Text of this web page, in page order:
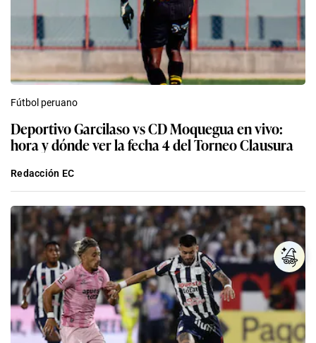
Fútbol peruano
Deportivo Garcilaso vs CD Moquegua en vivo:
hora y dónde ver la fecha 4 del Torneo Clausura
Redacción EC